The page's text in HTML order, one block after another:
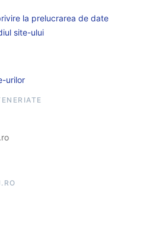
la prelucrarea de date
site-ului
urilor